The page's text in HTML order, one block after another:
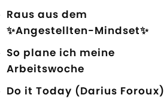
Raus aus dem
✨Angestellten-Mindset✨
So plane ich meine
Arbeitswoche
Do it Today (Darius Foroux)